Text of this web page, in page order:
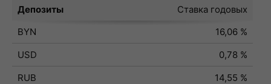
Депозиты
Ставка годовых
BYN
16,06 %
USD
0,78 %
RUB
14,55 %